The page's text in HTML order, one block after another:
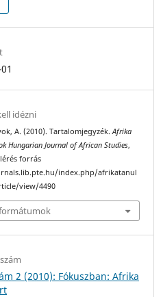
idézni
A. (2010). Tartalomjegyzék.Afrika
Hungarian Journal of African Studies,
forrás
index.php/afrikatanul
view/4490
2 (2010): Fókuszban: Afrika